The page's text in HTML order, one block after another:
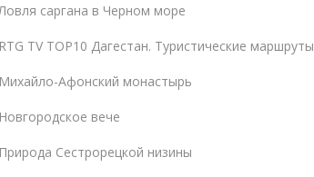
саргана в Черном море
RTG TV TOP10 Дагестан. Туристические маршруты
Михайло-Афонский монастырь
Новгородское вече
Природа Cестрорецкой низины